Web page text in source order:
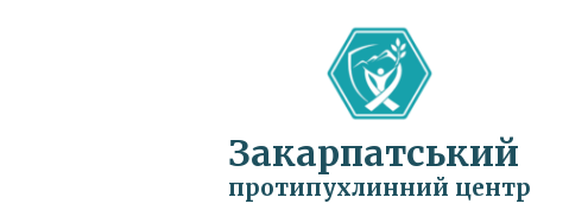
Закарпатський
протипухлинний центр